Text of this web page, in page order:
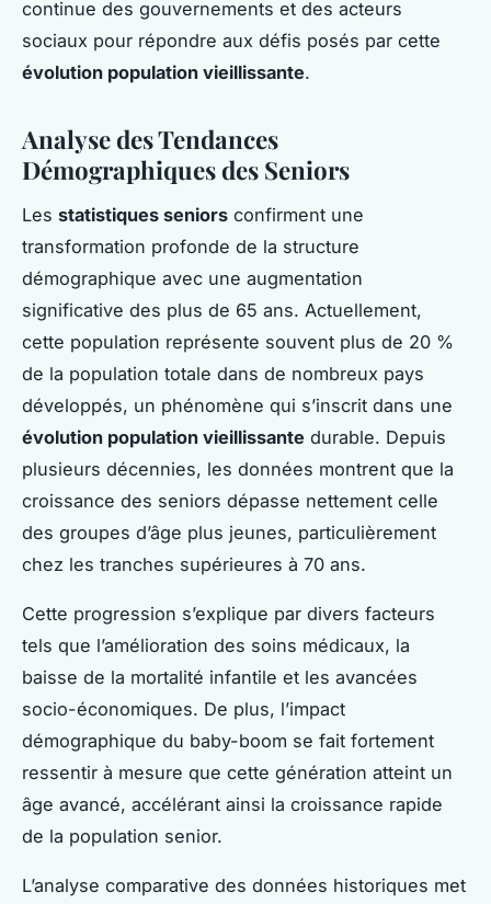
continue des gouvernements et des acteurs
sociaux pour répondre aux défis posés par cette
évolution population vieillissante.
Analyse des Tendances
Démographiques des Seniors
Les statistiques seniors confirment une
transformation profonde de la structure
démographique avec une augmentation
significative des plus de 65 ans. Actuellement,
cette population représente souvent plus de 20 %
de la population totale dans de nombreux pays
développés, un phénomène qui s’inscrit dans une
évolution population vieillissante durable. Depuis
plusieurs décennies, les données montrent que la
croissance des seniors dépasse nettement celle
des groupes d’âge plus jeunes, particulièrement
chez les tranches supérieures à 70 ans.
Cette progression s’explique par divers facteurs
tels que l’amélioration des soins médicaux, la
baisse de la mortalité infantile et les avancées
socio-économiques. De plus, l’impact
démographique du baby-boom se fait fortement
ressentir à mesure que cette génération atteint un
âge avancé, accélérant ainsi la croissance rapide
de la population senior.
L’analyse comparative des données historiques met